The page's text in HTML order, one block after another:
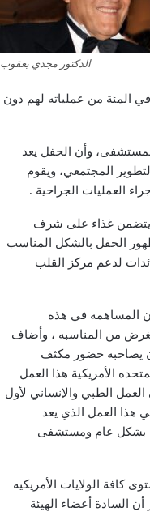
الدكتور مجدي يعقوب
سنويا لمرضى القلب في مصر والعالم العربي وتحديدا الأطفال، حيث يخصص المستشفى الجديد 70 في المئة من عملياته لهم دون
وأن الحفل يعد
المجتمعي، ويقوم
العمليات الجراحية .
يتضمن غذاء على شرف
الحفل بالشكل المناسب
11:30 صباحاً وسيتم تخصيص العائدات لدعم مركز القلب
المساهمه في هذه
من المناسبه ، وأضاف
أن يصاحبه حضور مكثف
الأمريكية هذا العمل
على 20 كتاب يحكي قصة حياته في العمل الطبي والإنساني لأول
هذا العمل الذي يعد
بشكل عام ومستشفى
كافة الولايات الأمريكيه
السادة أعضاء الهيئة